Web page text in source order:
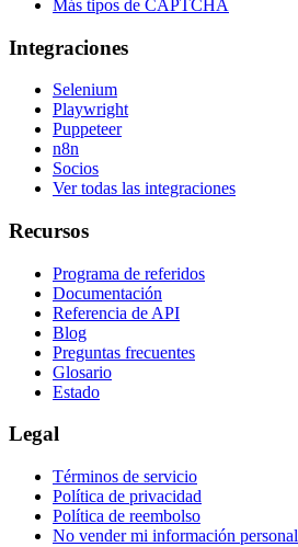
Más tipos de CAPTCHA
Integraciones
Selenium
Playwright
Puppeteer
n8n
Socios
Ver todas las integraciones
Recursos
Programa de referidos
Documentación
Referencia de API
Blog
Preguntas frecuentes
Glosario
Estado
Legal
Términos de servicio
Política de privacidad
Política de reembolso
No vender mi información personal